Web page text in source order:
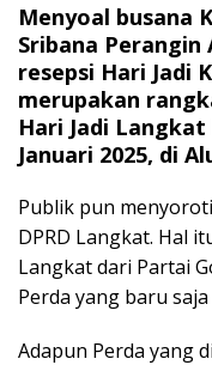
Menyoal busana
Sribana
resepsi Hari Jadi
merupakan
Hari Jadi
Januari 2025, di
Publik pun
DPRD Langkat. Hal
Langkat dari Partai
Perda yang baru
Adapun Perda yang